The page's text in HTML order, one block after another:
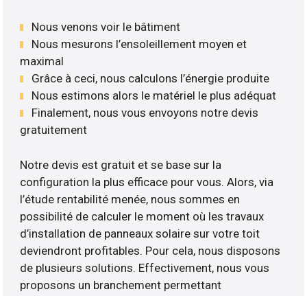
Nous venons voir le bâtiment
Nous mesurons l’ensoleillement moyen et
maximal
Grâce à ceci, nous calculons l’énergie produite
Nous estimons alors le matériel le plus adéquat
Finalement, nous vous envoyons notre devis
gratuitement
Notre devis est gratuit et se base sur la
configuration la plus efficace pour vous. Alors, via
l’étude rentabilité menée, nous sommes en
possibilité de calculer le moment où les travaux
d’installation de panneaux solaire sur votre toit
deviendront profitables. Pour cela, nous disposons
de plusieurs solutions. Effectivement, nous vous
proposons un branchement permettant